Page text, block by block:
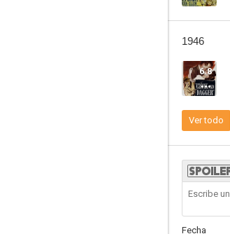
1946
6.8
Ver todo
Fecha